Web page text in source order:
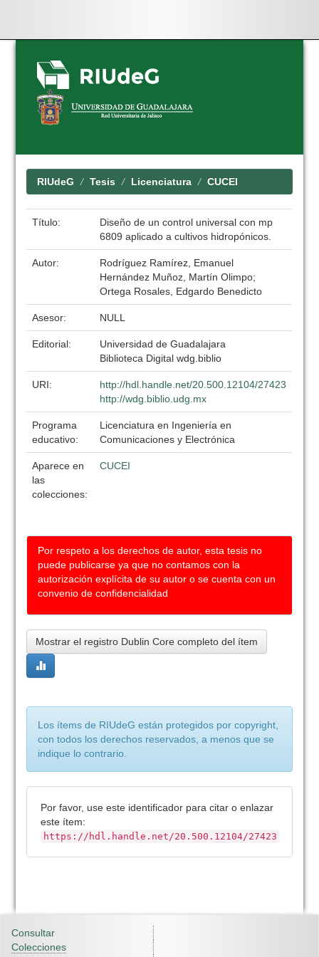
Skip
navigation
RIUdeG Tesis Licenciatura CUCEI
Título:
Diseño de un control universal con mp
6809 aplicado a cultivos hidropónicos.
Autor:
Rodríguez Ramírez, Emanuel
Hernández Muñoz, Martín Olimpo;
Ortega Rosales, Edgardo Benedicto
Asesor: NULL
Editorial:
Universidad de Guadalajara
Biblioteca Digital wdg.biblio
URI:
http://hdl.handle.net/20.500.12104/27423
http://wdg.biblio.udg.mx
Programa
educativo:
Licenciatura en Ingeniería en
Comunicaciones y Electrónica
Aparece en
las
colecciones:
CUCEI
Por respeto a los derechos de autor, esta tesis no
puede publicarse ya que no contamos con la
autorización explícita de su autor o se cuenta con un
convenio de confidencialidad
Mostrar el registro Dublin Core completo del ítem
Los ítems de RIUdeG están protegidos por copyright,
con todos los derechos reservados, a menos que se
indique lo contrario.
Por favor, use este identificador para citar o enlazar
este ítem:
https://hdl.handle.net/20.500.12104/27423
Consultar
Colecciones